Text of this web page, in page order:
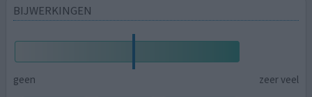
BIJWERKINGEN
geen
zeer veel